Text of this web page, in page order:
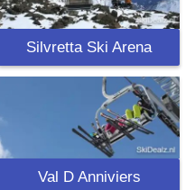
Silvretta Ski Arena
Val D Anniviers